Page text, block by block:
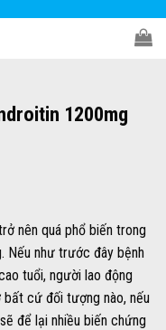
1200mg
nên quá phổ biến trong
Nếu như trước đây bệnh
tuổi, người lao động
cứ đối tượng nào, nếu
để lại nhiều biến chứng